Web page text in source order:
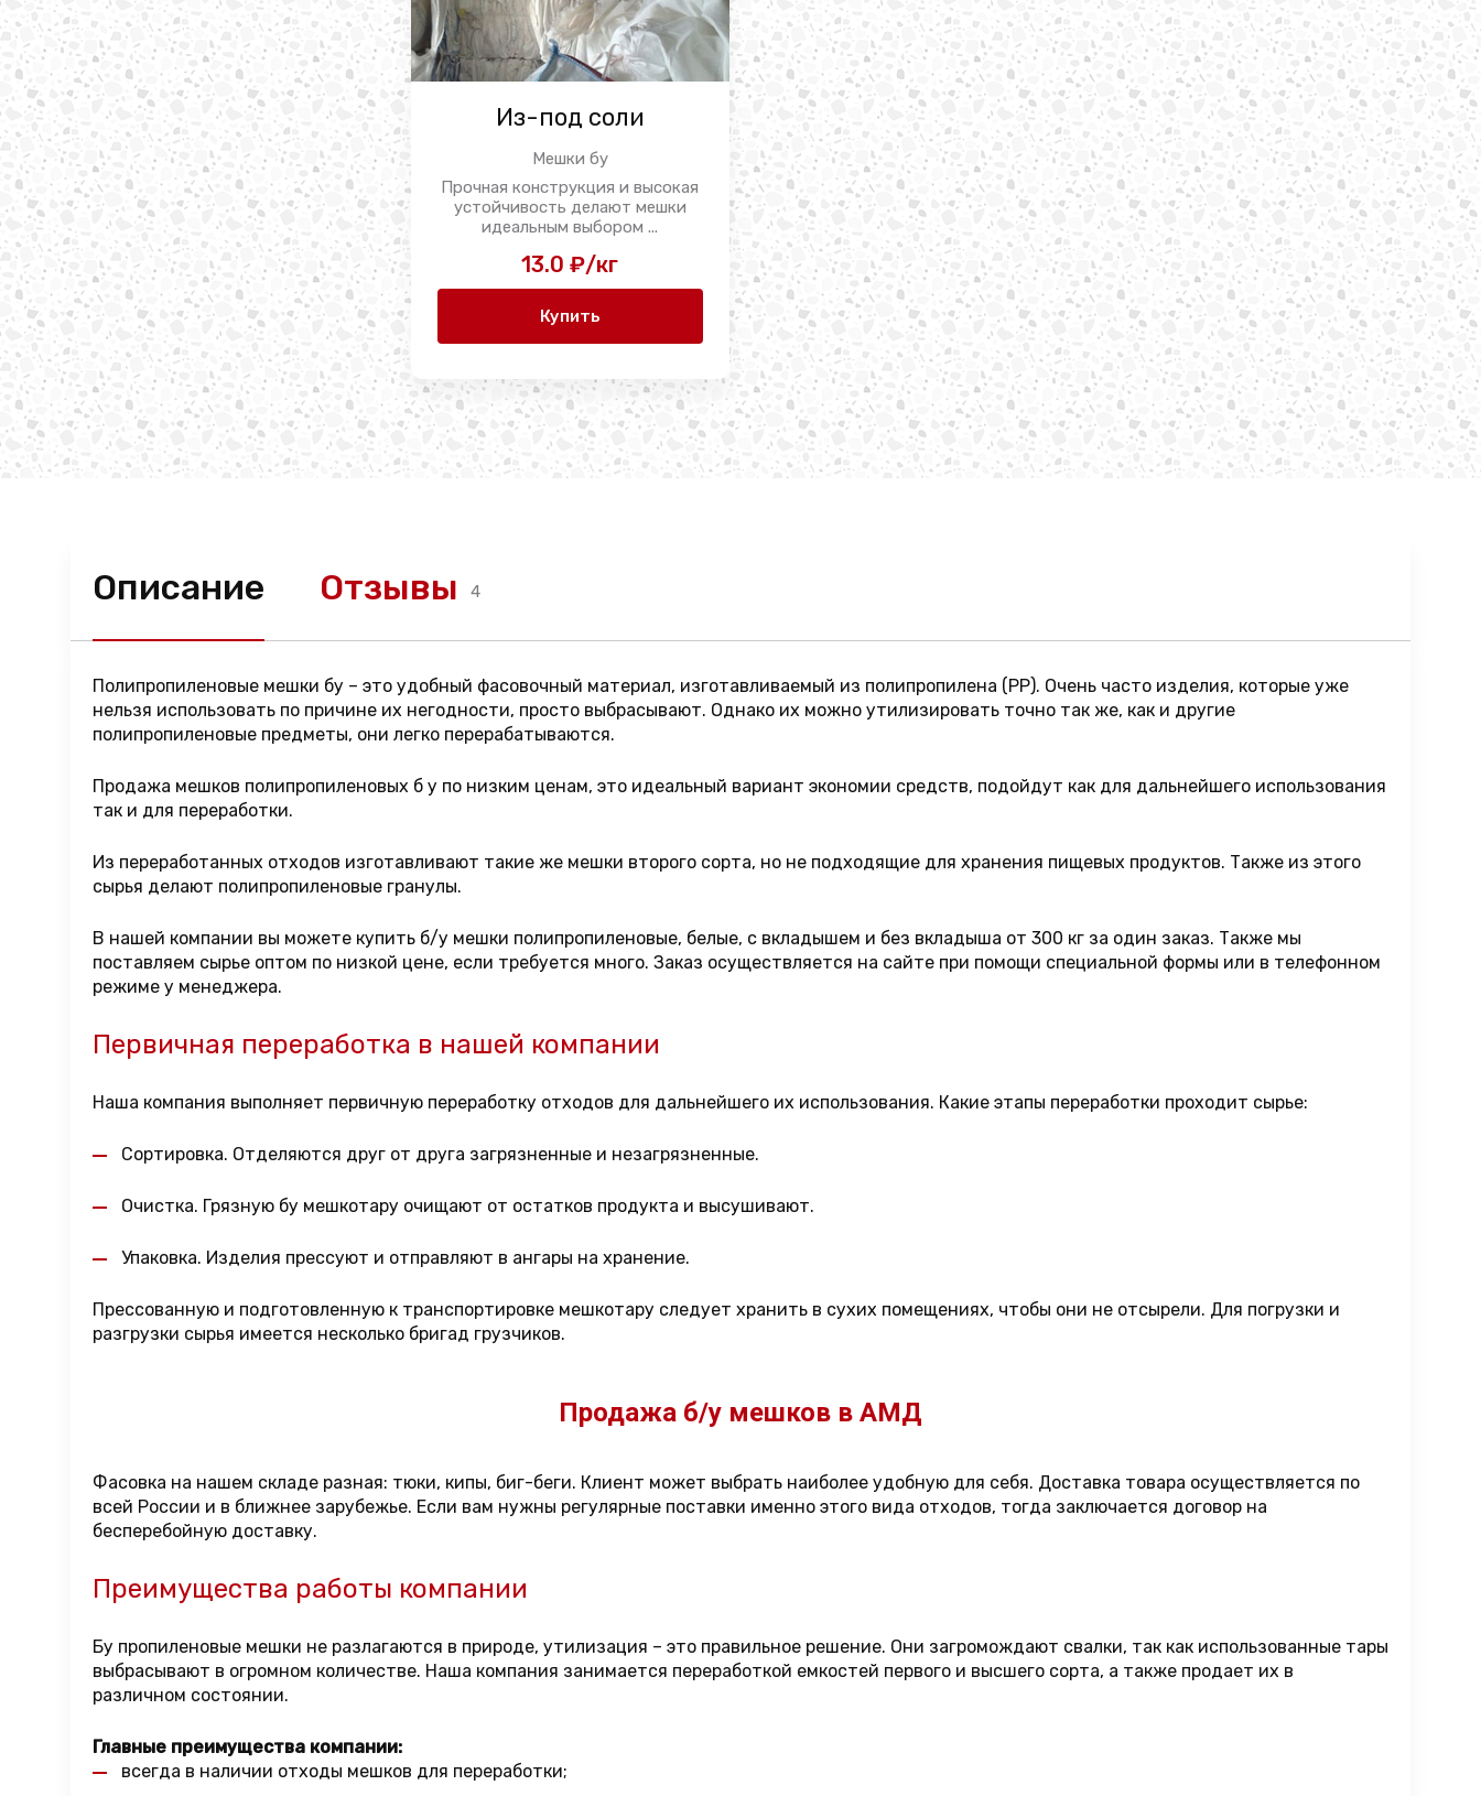
Из-под соли
Мешки бу
Прочная конструкция и высокая
устойчивость делают мешки
идеальным выбором ...
13.0 ₽/кг
Купить
Описание Отзывы 4
Полипропиленовые мешки бу – это удобный фасовочный материал, изготавливаемый из полипропилена (РР). Очень часто изделия, которые уже
нельзя использовать по причине их негодности, просто выбрасывают. Однако их можно утилизировать точно так же, как и другие
полипропиленовые предметы, они легко перерабатываются.
Продажа мешков полипропиленовых б у по низким ценам, это идеальный вариант экономии средств, подойдут как для дальнейшего использования
так и для переработки.
Из переработанных отходов изготавливают такие же мешки второго сорта, но не подходящие для хранения пищевых продуктов. Также из этого
сырья делают полипропиленовые гранулы.
В нашей компании вы можете купить б/у мешки полипропиленовые, белые, с вкладышем и без вкладыша от 300 кг за один заказ. Также мы
поставляем сырье оптом по низкой цене, если требуется много. Заказ осуществляется на сайте при помощи специальной формы или в телефонном
режиме у менеджера.
Первичная переработка в нашей компании
Наша компания выполняет первичную переработку отходов для дальнейшего их использования. Какие этапы переработки проходит сырье:
Сортировка. Отделяются друг от друга загрязненные и незагрязненные.
Очистка. Грязную бу мешкотару очищают от остатков продукта и высушивают.
Упаковка. Изделия прессуют и отправляют в ангары на хранение.
Прессованную и подготовленную к транспортировке мешкотару следует хранить в сухих помещениях, чтобы они не отсырели. Для погрузки и
разгрузки сырья имеется несколько бригад грузчиков.
Продажа б/у мешков в АМД
Фасовка на нашем складе разная: тюки, кипы, биг-беги. Клиент может выбрать наиболее удобную для себя. Доставка товара осуществляется по
всей России и в ближнее зарубежье. Если вам нужны регулярные поставки именно этого вида отходов, тогда заключается договор на
бесперебойную доставку.
Преимущества работы компании
Бу пропиленовые мешки не разлагаются в природе, утилизация – это правильное решение. Они загромождают свалки, так как использованные тары
выбрасывают в огромном количестве. Наша компания занимается переработкой емкостей первого и высшего сорта, а также продает их в
различном состоянии.
Главные преимущества компании:
всегда в наличии отходы мешков для переработки;